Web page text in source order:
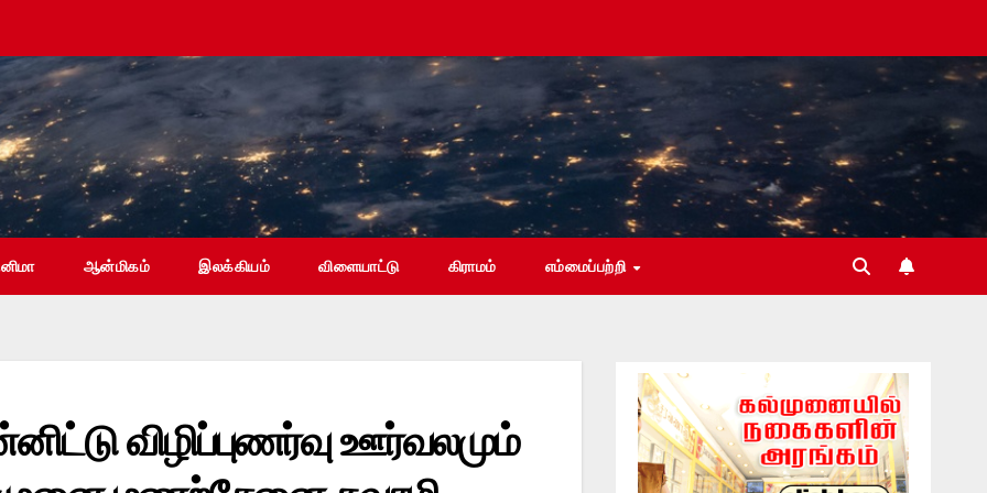
ஆன்மிகம் இலக்கியம் விளையாட்டு கிராமம் எம்மைப்பற்றி
விழிப்புணர்வு ஊர்வலமும்